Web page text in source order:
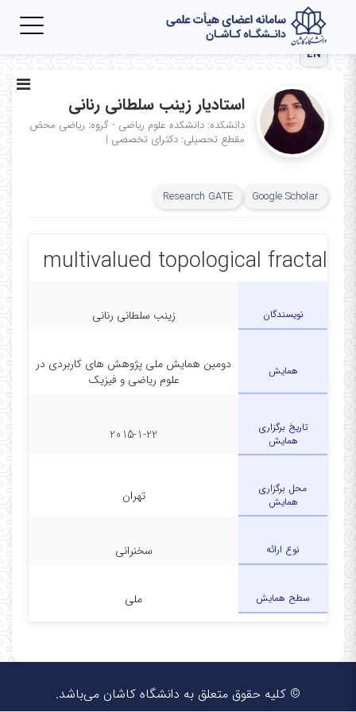
EN
استادیار زینب سلطانی رنانی
دانشکده: دانشکده علوم ریاضی - گروه: ریاضی محض
مقطع تحصیلی: دکترای تخصصی |
Google Scholar
Research GATE
multivalued topological fractal
نویسندگان زینب سلطانی رنانی
همایش
دومین همایش ملی پژوهش های کاربردی در
علوم ریاضی و فیزیک
تاریخ برگزاری
همایش
2015-1-22
محل برگزاری
همایش
تهران
نوع ارائه سخنرانی
سطح همایش ملی
© کلیه حقوق متعلق به دانشگاه کاشان می‌باشد.